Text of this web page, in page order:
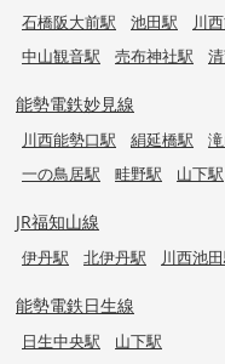
石橋阪大前駅 池田駅 川
中山観音駅
売布神社駅
能勢電鉄妙見線
川西能勢口駅 絹延橋駅
一の鳥居駅
畦野駅 山下駅
JR福知山線
伊丹駅 北伊丹駅 川西池
能勢電鉄日生線
日生中央駅 山下駅